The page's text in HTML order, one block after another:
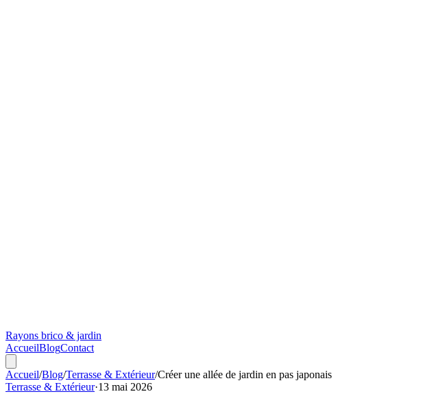
Rayons brico & jardin
AccueilBlogContact
Accueil/Blog/Terrasse & Extérieur/Créer une allée de jardin en pas japonais
Terrasse & Extérieur·13 mai 2026